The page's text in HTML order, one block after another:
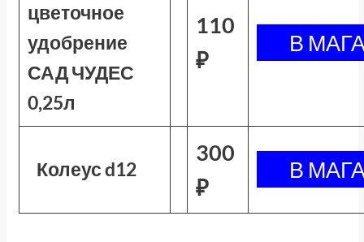
цветочное
удобрение
САД ЧУДЕС
0,25л
110
₽
Колеус d12
300
₽